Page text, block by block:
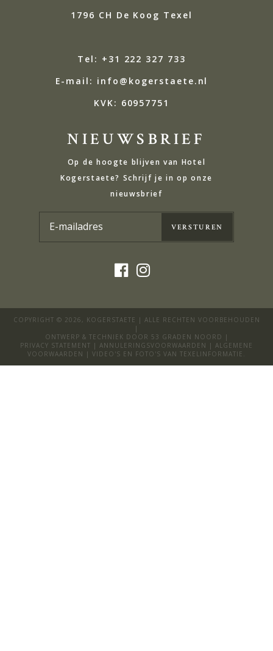
1796 CH De Koog Texel
Tel: +31 222 327 733
E-mail: info@kogerstaete.nl
KVK: 60957751
NIEUWSBRIEF
Op de hoogte blijven van Hotel
Kogerstaete? Schrijf je in op onze
nieuwsbrief
COPYRIGHT © 2026, KOGERSTAETE | ALLE RECHTEN VOORBEHOUDEN
|
ONTWERP & TECHNIEK DOOR 53 GRADEN NOORD |
PRIVACY STATEMENT | ANNULERINGSVOORWAARDEN | ALGEMENE
VOORWAARDEN | VIDEO'S EN FOTO'S VAN TEXELINFORMATIE .